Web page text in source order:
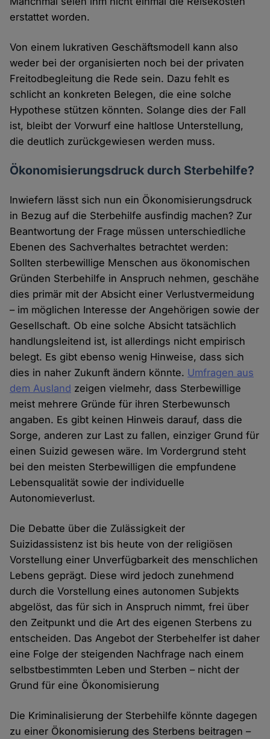
erstattet worden.
Von einem lukrativen Geschäftsmodell kann also
weder bei der organisierten noch bei der privaten
Freitodbegleitung die Rede sein. Dazu fehlt es
schlicht an konkreten Belegen, die eine solche
Hypothese stützen könnten. Solange dies der Fall
ist, bleibt der Vorwurf eine haltlose Unterstellung,
die deutlich zurückgewiesen werden muss.
Ökonomisierungsdruck durch Sterbehilfe?
Inwiefern lässt sich nun ein Ökonomisierungsdruck
in Bezug auf die Sterbehilfe ausfindig machen? Zur
Beantwortung der Frage müssen unterschiedliche
Ebenen des Sachverhaltes betrachtet werden:
Sollten sterbewillige Menschen aus ökonomischen
Gründen Sterbehilfe in Anspruch nehmen, geschähe
dies primär mit der Absicht einer Verlustvermeidung
– im möglichen Interesse der Angehörigen sowie der
Gesellschaft. Ob eine solche Absicht tatsächlich
handlungsleitend ist, ist allerdings nicht empirisch
belegt. Es gibt ebenso wenig Hinweise, dass sich
dies in naher Zukunft ändern könnte. Umfragen aus
dem Ausland zeigen vielmehr, dass Sterbewillige
meist mehrere Gründe für ihren Sterbewunsch
angaben. Es gibt keinen Hinweis darauf, dass die
Sorge, anderen zur Last zu fallen, einziger Grund für
einen Suizid gewesen wäre. Im Vordergrund steht
bei den meisten Sterbewilligen die empfundene
Lebensqualität sowie der individuelle
Autonomieverlust.
Die Debatte über die Zulässigkeit der
Suizidassistenz ist bis heute von der religiösen
Vorstellung einer Unverfügbarkeit des menschlichen
Lebens geprägt. Diese wird jedoch zunehmend
durch die Vorstellung eines autonomen Subjekts
abgelöst, das für sich in Anspruch nimmt, frei über
den Zeitpunkt und die Art des eigenen Sterbens zu
entscheiden. Das Angebot der Sterbehelfer ist daher
eine Folge der steigenden Nachfrage nach einem
selbstbestimmten Leben und Sterben – nicht der
Grund für eine Ökonomisierung
Die Kriminalisierung der Sterbehilfe könnte dagegen
zu einer Ökonomisierung des Sterbens beitragen –